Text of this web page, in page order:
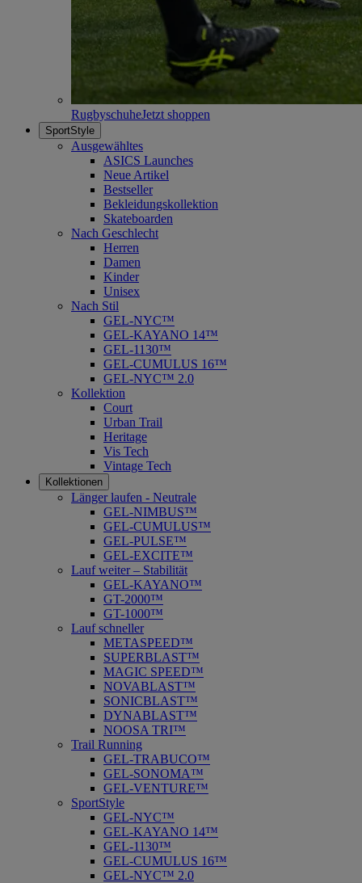
RugbyschuheJetzt shoppen
SportStyle
Ausgewähltes
ASICS Launches
Neue Artikel
Bestseller
Bekleidungskollektion
Skateboarden
Nach Geschlecht
Herren
Damen
Kinder
Unisex
Nach Stil
GEL-NYC™
GEL-KAYANO 14™
GEL-1130™
GEL-CUMULUS 16™
GEL-NYC™ 2.0
Kollektion
Court
Urban Trail
Heritage
Vis Tech
Vintage Tech
Kollektionen
Länger laufen - Neutrale
GEL-NIMBUS™
GEL-CUMULUS™
GEL-PULSE™
GEL-EXCITE™
Lauf weiter – Stabilität
GEL-KAYANO™
GT-2000™
GT-1000™
Lauf schneller
METASPEED™
SUPERBLAST™
MAGIC SPEED™
NOVABLAST™
SONICBLAST™
DYNABLAST™
NOOSA TRI™
Trail Running
GEL-TRABUCO™
GEL-SONOMA™
GEL-VENTURE™
SportStyle
GEL-NYC™
GEL-KAYANO 14™
GEL-1130™
GEL-CUMULUS 16™
GEL-NYC™ 2.0